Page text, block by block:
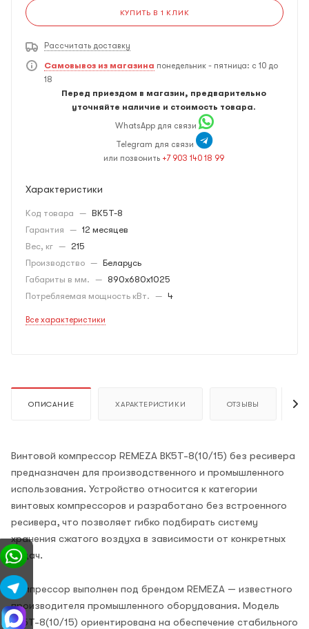
КУПИТЬ В 1 КЛИК
Рассчитать доставку
Самовывоз из магазина понедельник - пятница: с 10 до
18
Перед приездом в магазин, предварительно
уточняйте наличие и стоимость товара.
WhatsApp для связи
Telegram для связи
или позвонить +7 903 140 18 99
Характеристики
Код товара — ВК5Т-8
Гарантия — 12 месяцев
Вес, кг — 215
Производство — Беларусь
Габариты в мм. — 890х680х1025
Потребляемая мощность кВт. — 4
Все характеристики
ОПИСАНИЕ ХАРАКТЕРИСТИКИ ОТЗЫВЫ
Винтовой компрессор REMEZA ВК5Т-8(10/15) без ресивера
предназначен для производственного и промышленного
использования. Устройство относится к категории
винтовых компрессоров и разработано без встроенного
ресивера, что позволяет гибко подбирать систему
хранения сжатого воздуха в зависимости от конкретных
задач.
Компрессор выполнен под брендом REMEZA — известного
производителя промышленного оборудования. Модель
ВК5Т-8(10/15) ориентирована на обеспечение стабильного